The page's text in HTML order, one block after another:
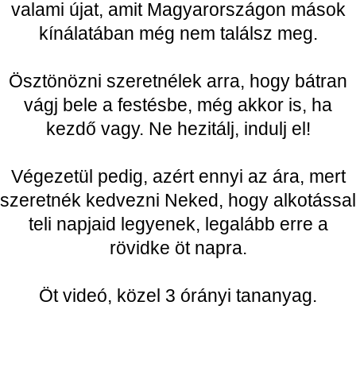
vágj bele a festésbe, még akkor is, ha
kezdő vagy. Ne hezitálj, indulj el!
Végezetül pedig, azért ennyi az ára, mert
szeretnék kedvezni Neked, hogy alkotással
teli napjaid legyenek, legalább erre a
Öt videó, közel 3 órányi tananyag.